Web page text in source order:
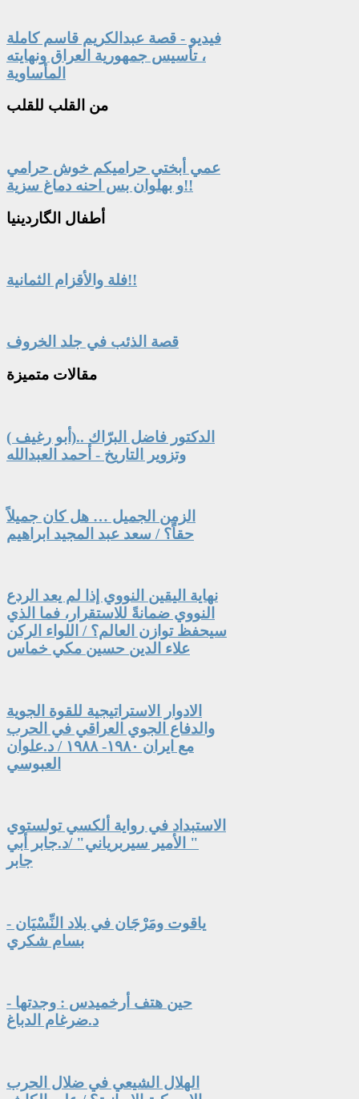
فيديو - قصة عبدالكريم قاسم كاملة
، تأسيس جمهورية العراق ونهايته
المأساوية
من القلب للقلب
عمي أبختي حراميكم خوش حرامي
و بهلوان بس احنه دماغ سزية!!
أطفال الگاردينيا
فلة والأقزام الثمانية!!
قصة الذئب في جلد الخروف
مقالات متميزة
الدكتور فاضل البرّاك ..(أبو رغيف )
وتزوير التاريخ - أحمد العبدالله
الزمن الجميل … هل كان جميلاً
حقاً؟ / سعد عبد المجيد ابراهيم
نهاية اليقين النووي إذا لم يعد الردع
النووي ضمانةً للاستقرار، فما الذي
سيحفظ توازن العالم؟ / اللواء الركن
علاء الدين حسين مكي خماس
الادوار الاستراتيجية للقوة الجوية
والدفاع الجوي العراقي في الحرب
مع ايران ١٩٨٠- ١٩٨٨ / د.علوان
العبوسي
الاستبداد في رواية ألكسي تولستوي
" الأمير سيربرياني" /د.جابر أبي
جابر
ياقوت ومَرْجَان في بلاد النِّسْيَان -
بسام شكري
حين هتف أرخميدس : وجدتها -
د.ضرغام الدباغ
الهلال الشيعي في ضلال الحرب